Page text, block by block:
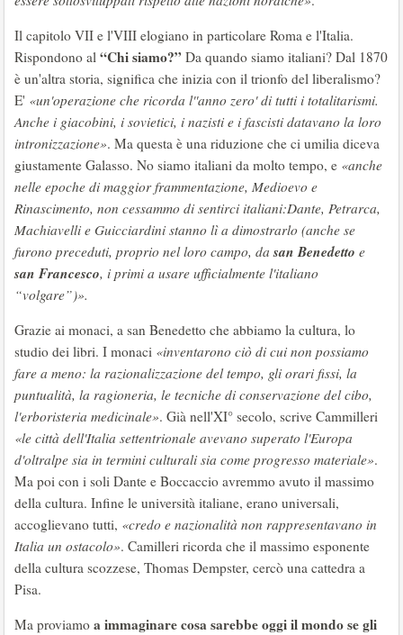
Il capitolo VII e l'VIII elogiano in particolare Roma e l'Italia.
Rispondono al “Chi siamo?” Da quando siamo italiani? Dal 1870
è un'altra storia, significa che inizia con il trionfo del liberalismo?
E' «un'operazione che ricorda l''anno zero' di tutti i totalitarismi.
Anche i giacobini, i sovietici, i nazisti e i fascisti datavano la loro
intronizzazione». Ma questa è una riduzione che ci umilia diceva
giustamente Galasso. No siamo italiani da molto tempo, e «anche
nelle epoche di maggior frammentazione, Medioevo e
Rinascimento, non cessammo di sentirci italiani:Dante, Petrarca,
Machiavelli e Guicciardini stanno lì a dimostrarlo (anche se
furono preceduti, proprio nel loro campo, dasan Benedetto e
san Francesco, i primi a usare ufficialmente l'italiano
“volgare”)».
Grazie ai monaci, a san Benedetto che abbiamo la cultura, lo
studio dei libri. I monaci «inventarono ciò di cui non possiamo
fare a meno: la razionalizzazione del tempo, gli orari fissi, la
puntualità, la ragioneria, le tecniche di conservazione del cibo,
l'erboristeria medicinale». Già nell'XI° secolo, scrive Cammilleri
«le città dell'Italia settentrionale avevano superato l'Europa
d'oltralpe sia in termini culturali sia come progresso materiale».
Ma poi con i soli Dante e Boccaccio avremmo avuto il massimo
della cultura. Infine le università italiane, erano universali,
accoglievano tutti, «credo e nazionalità non rappresentavano in
Italia un ostacolo». Camilleri ricorda che il massimo esponente
della cultura scozzese, Thomas Dempster, cercò una cattedra a
Pisa.
Ma proviamo a immaginare cosa sarebbe oggi il mondo se gli